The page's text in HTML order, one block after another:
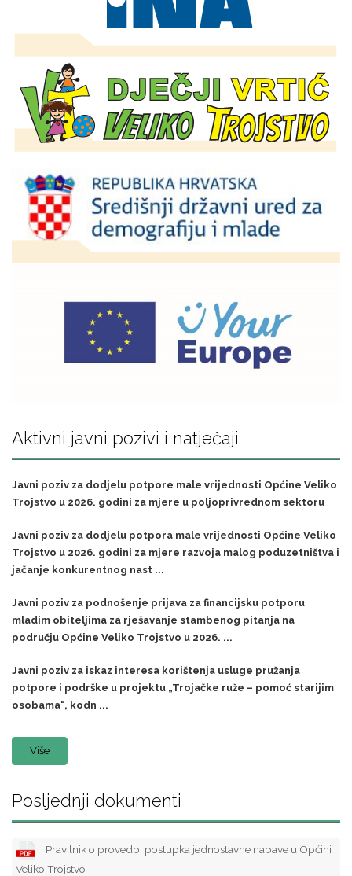
Aktivni javni pozivi i natječaji
Javni poziv za dodjelu potpore male vrijednosti Općine Veliko
Trojstvo u 2026. godini za mjere u poljoprivrednom sektoru
Javni poziv za dodjelu potpora male vrijednosti Općine Veliko
Trojstvo u 2026. godini za mjere razvoja malog poduzetništva i
jačanje konkurentnog nast ...
Javni poziv za podnošenje prijava za financijsku potporu
mladim obiteljima za rješavanje stambenog pitanja na
području Općine Veliko Trojstvo u 2026. ...
Javni poziv za iskaz interesa korištenja usluge pružanja
potpore i podrške u projektu „Trojačke ruže – pomoć starijim
osobama“, kodn ...
Više
Posljednji dokumenti
Pravilnik o provedbi postupka jednostavne nabave u Općini
Veliko Trojstvo